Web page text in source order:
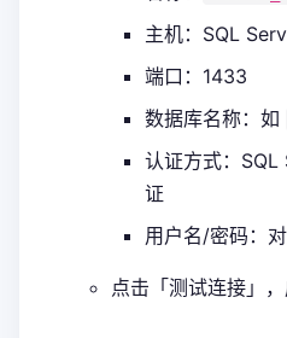
主机：SQL
端口：1433
数据库名称：如
认证方式：
证
用户名/密码：
点击「测试连接」，